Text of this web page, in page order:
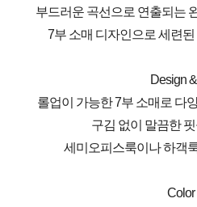
부드러운 곡선으로 연출되는
7부 소매 디자인으로 세련
Design
롤업이 가능한 7부 소매로 다
구김 없이 말끔한
세미오피스룩이나 하객
Color